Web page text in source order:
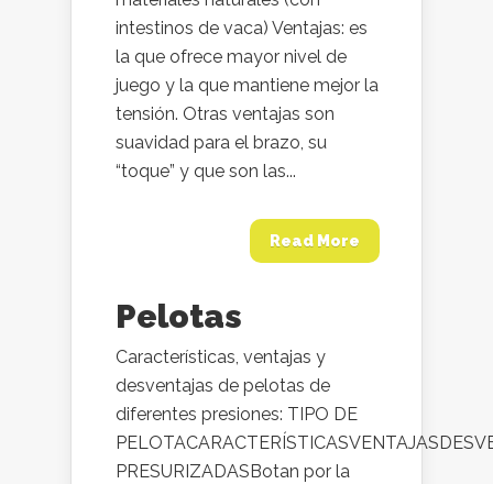
intestinos de vaca) Ventajas: es
la que ofrece mayor nivel de
juego y la que mantiene mejor la
tensión. Otras ventajas son
suavidad para el brazo, su
“toque” y que son las...
Read More
Pelotas
Características, ventajas y
desventajas de pelotas de
diferentes presiones: TIPO DE
PRESURIZADASBotan por la